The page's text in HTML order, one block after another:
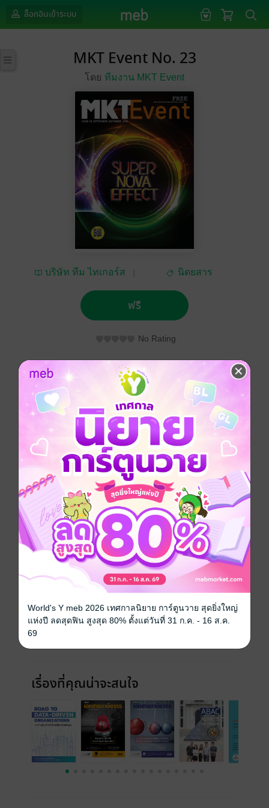
ล็อกอินเข้าระบบ
MKT Event No. 23
โดย ทีมงาน MKT Event
บริษัท ทีม ไทเกอร์ส
นิตยสาร
ฟรี
No Rating
ประเภทไฟล์ pdf
วันที่วางขาย 02 กันยายน 2559
ความยาว 52 หน้า
ราคาปก
ฉบับย้อนหลัง ดูทั้งหมด
เรื่องที่คุณน่าจะสนใจ
World's Y meb 2026 เทศกาลนิยาย การ์ตูนวาย สุดยิ่งใหญ่
แห่งปี ลดสุดฟิน สูงสุด 80% ตั้งแต่วันที่ 31 ก.ค. - 16 ส.ค.
69